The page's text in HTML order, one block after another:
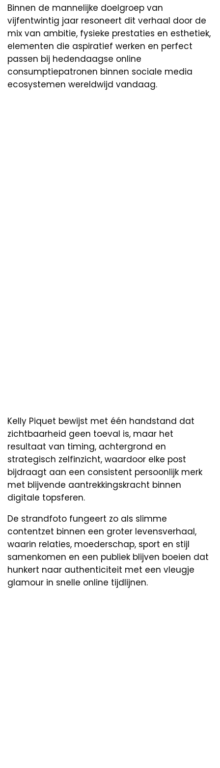
Binnen de mannelijke doelgroep van
vijfentwintig jaar resoneert dit verhaal door de
mix van ambitie, fysieke prestaties en esthetiek,
elementen die aspiratief werken en perfect
passen bij hedendaagse online
consumptiepatronen binnen sociale media
ecosystemen wereldwijd vandaag.
Kelly Piquet bewijst met één handstand dat
zichtbaarheid geen toeval is, maar het
resultaat van timing, achtergrond en
strategisch zelfinzicht, waardoor elke post
bijdraagt aan een consistent persoonlijk merk
met blijvende aantrekkingskracht binnen
digitale topsferen.
De strandfoto fungeert zo als slimme
contentzet binnen een groter levensverhaal,
waarin relaties, moederschap, sport en stijl
samenkomen en een publiek blijven boeien dat
hunkert naar authenticiteit met een vleugje
glamour in snelle online tijdlijnen.